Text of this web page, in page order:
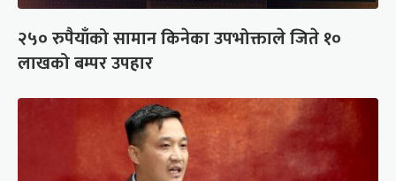
२५० रुपैयाँको सामान किनेका उपभोक्ताले जिते १०
लाखको बम्पर उपहार